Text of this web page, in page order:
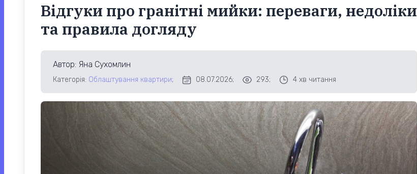
Відгуки про гранітні мийки: переваги, недоліки
та правила догляду
Автор: Яна Сухомлин
Категорія: Облаштування квартири; 08.07.2026; 293; 4 хв читання